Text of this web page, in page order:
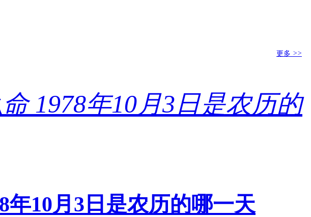
更多 >>
年10月3日是农历的哪一天